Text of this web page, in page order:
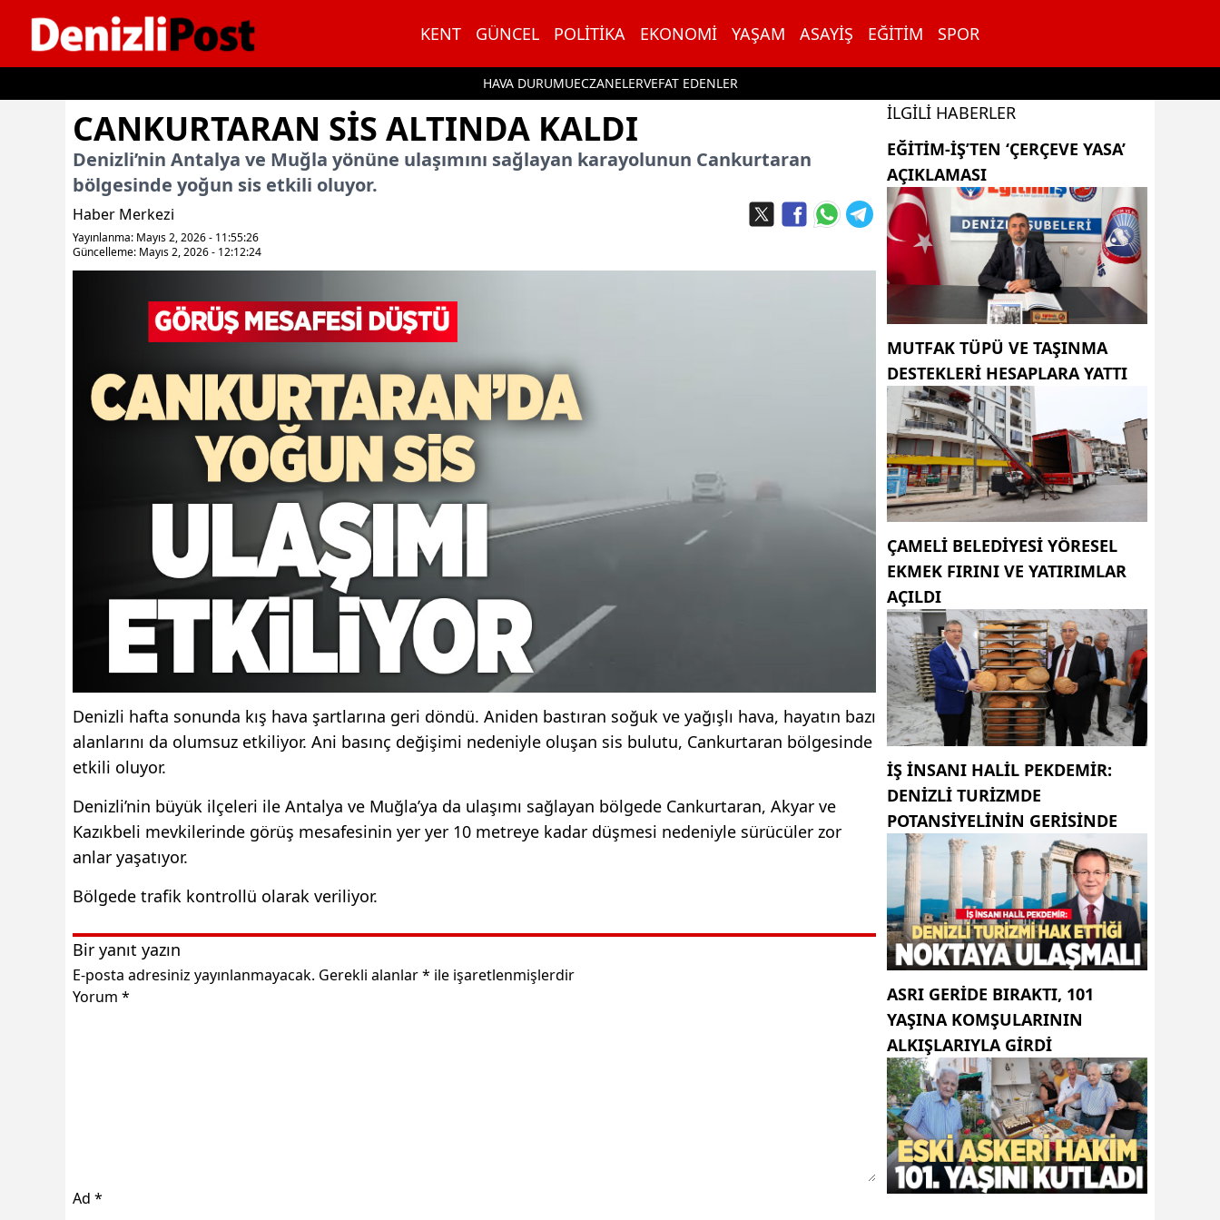
KENT GÜNCEL POLITIKA EKONOMI YAŞAM ASAYIŞ EĞITIM SPOR
HAVA DURUMUECZANELERVEFAT EDENLER
CANKURTARAN SIS ALTINDA KALDI
Denizli’nin Antalya ve Muğla yönüne ulaşımını sağlayan karayolunun Cankurtaran
bölgesinde yoğun sis etkili oluyor.
Haber Merkezi
Yayınlanma: Mayıs 2, 2026 - 11:55:26
Güncelleme: Mayıs 2, 2026 - 12:12:24
Denizli hafta sonunda kış hava şartlarına geri döndü. Aniden bastıran soğuk ve yağışlı hava, hayatın bazı
alanlarını da olumsuz etkiliyor. Ani basınç değişimi nedeniyle oluşan sis bulutu, Cankurtaran bölgesinde
etkili oluyor.
Denizli’nin büyük ilçeleri ile Antalya ve Muğla’ya da ulaşımı sağlayan bölgede Cankurtaran, Akyar ve
Kazıkbeli mevkilerinde görüş mesafesinin yer yer 10 metreye kadar düşmesi nedeniyle sürücüler zor
anlar yaşatıyor.
Bölgede trafik kontrollü olarak veriliyor.
Bir yanıt yazın
E-posta adresiniz yayınlanmayacak. Gerekli alanlar* ile işaretlenmişlerdir
Yorum *
Ad *
İLGILI HABERLER
EĞITIM-İŞ’TEN ‘ÇERÇEVE YASA’
AÇIKLAMASI
MUTFAK TÜPÜ VE TAŞINMA
DESTEKLERI HESAPLARA YATTI
ÇAMELI BELEDIYESI YÖRESEL
EKMEK FIRINI VE YATIRIMLAR
AÇILDI
İŞ INSANI HALIL PEKDEMIR:
DENIZLI TURIZMDE
POTANSIYELININ GERISINDE
ASRI GERIDE BIRAKTI, 101
YAŞINA KOMŞULARININ
ALKIŞLARIYLA GIRDI